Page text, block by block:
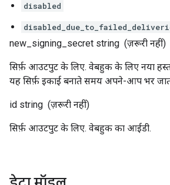
disabled
new_signing_secret string (ज़रूरी नहीं)
सिर्फ़ आउटपुट के लिए. वेबहुक के लिए नया
यह सिर्फ़ इकाई बनाते समय अपने-आप भर
id string (ज़रूरी नहीं)
सिर्फ़ आउटपुट के लिए. वेबहुक का आईडी.